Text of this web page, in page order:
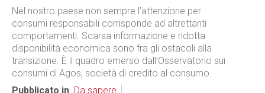
Nel nostro paese non sempre l’attenzione per
consumi responsabili corrisponde ad altrettanti
comportamenti. Scarsa informazione e ridotta
disponibilità economica sono fra gli ostacoli alla
transizione. È il quadro emerso dall’Osservatorio sui
consumi di Agos, società di credito al consumo.
Pubblicato in Da sapere